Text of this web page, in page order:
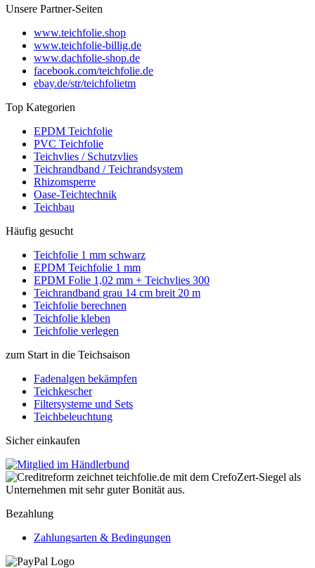
Unsere Partner-Seiten
www.teichfolie.shop
www.teichfolie-billig.de
www.dachfolie-shop.de
facebook.com/teichfolie.de
ebay.de/str/teichfolietm
Top Kategorien
EPDM Teichfolie
PVC Teichfolie
Teichvlies / Schutzvlies
Teichrandband / Teichrandsystem
Rhizomsperre
Oase-Teichtechnik
Teichbau
Häufig gesucht
Teichfolie 1 mm schwarz
EPDM Teichfolie 1 mm
EPDM Folie 1,02 mm + Teichvlies 300
Teichrandband grau 14 cm breit 20 m
Teichfolie berechnen
Teichfolie kleben
Teichfolie verlegen
zum Start in die Teichsaison
Fadenalgen bekämpfen
Teichkescher
Filtersysteme und Sets
Teichbeleuchtung
Sicher einkaufen
Bezahlung
Zahlungsarten & Bedingungen